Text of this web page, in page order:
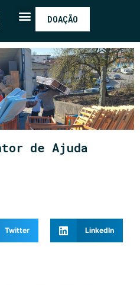
DOAÇÃO
de Ajuda
Twitter LinkedIn